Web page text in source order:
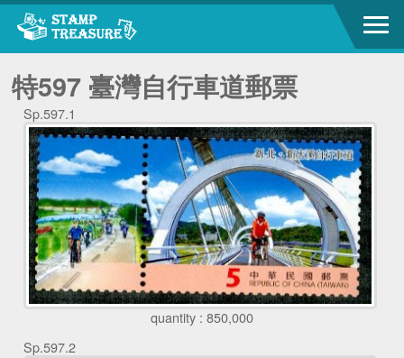
特597 臺灣自行車道郵票
Sp.597.1
quantity : 850,000
Sp.597.2